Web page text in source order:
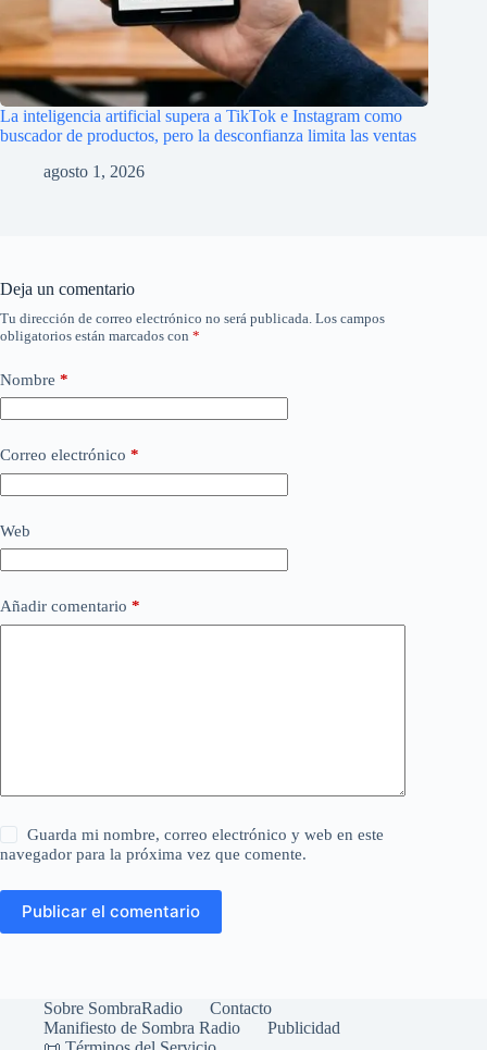
La inteligencia artificial supera a TikTok e Instagram como
buscador de productos, pero la desconfianza limita las ventas
agosto 1, 2026
Deja un comentario
Tu dirección de correo electrónico no será publicada. Los campos
obligatorios están marcados con *
Nombre *
Correo electrónico *
Web
Añadir comentario *
Guarda mi nombre, correo electrónico y web en este
navegador para la próxima vez que comente.
Publicar el comentario
Sobre SombraRadio
Contacto
Manifiesto de Sombra Radio
Publicidad